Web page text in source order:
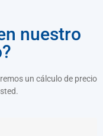
nuestro
un cálculo de precio